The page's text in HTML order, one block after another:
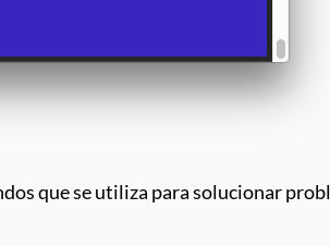
que se utiliza para solucionar